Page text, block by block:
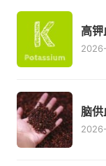
高
脑供